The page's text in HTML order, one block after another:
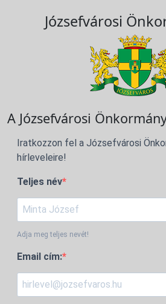
Józsefvárosi
A Józsefvárosi
Iratkozzon fel a Józsefvárosi
hírleveleire!
Teljes név
Adja meg teljes nevét!
Email cím: